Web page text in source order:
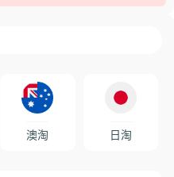
澳淘 日淘